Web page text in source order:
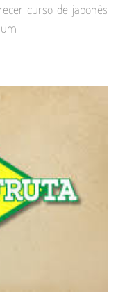
curso de japonês